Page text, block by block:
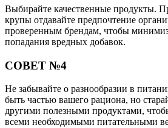
Выбирайте качественные продукты.
крупы отдавайте предпочтение
проверенным брендам, чтобы
попадания вредных добавок.
СОВЕТ №4
Не забывайте о разнообразии в
быть частью вашего рациона, но
другими полезными продуктами,
всеми необходимыми питательными